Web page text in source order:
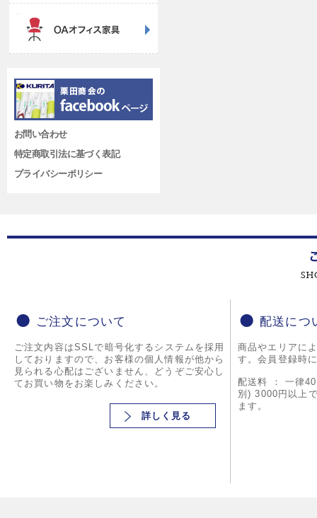
お問い合わせ
特定商取引法に基づく表記
プライバシーポリシー
ご注文について
ご注文内容はSSLで暗号化するシステムを採用
しておりますので、お客様の個人情報が他から
見られる心配はございません、どうぞご安心し
てお買い物をお楽しみください。
詳しく見る
配送につ
商品やエリアに
す。会員登録時
配送料 ： 一律
別) 3000円以上
ます。